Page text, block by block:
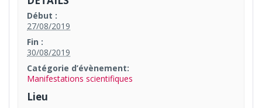
Début :
27/08/2019
Fin :
30/08/2019
Catégorie d’évènement:
Manifestations scientifiques
Lieu